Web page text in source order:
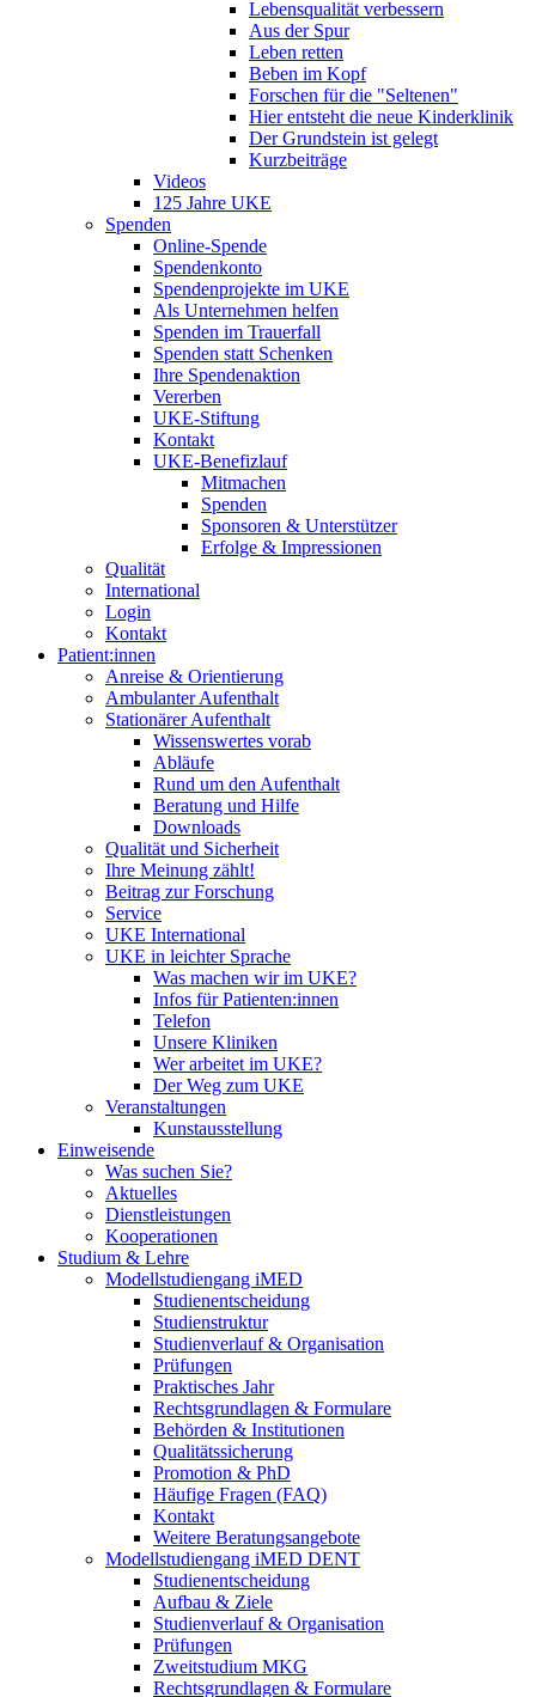
Lebensqualität verbessern
Aus der Spur
Leben retten
Beben im Kopf
Forschen für die "Seltenen"
Hier entsteht die neue Kinderklinik
Der Grundstein ist gelegt
Kurzbeiträge
Videos
125 Jahre UKE
Spenden
Online-Spende
Spendenkonto
Spendenprojekte im UKE
Als Unternehmen helfen
Spenden im Trauerfall
Spenden statt Schenken
Ihre Spendenaktion
Vererben
UKE-Stiftung
Kontakt
UKE-Benefizlauf
Mitmachen
Spenden
Sponsoren & Unterstützer
Erfolge & Impressionen
Qualität
International
Login
Kontakt
Patient:innen
Anreise & Orientierung
Ambulanter Aufenthalt
Stationärer Aufenthalt
Wissenswertes vorab
Abläufe
Rund um den Aufenthalt
Beratung und Hilfe
Downloads
Qualität und Sicherheit
Ihre Meinung zählt!
Beitrag zur Forschung
Service
UKE International
UKE in leichter Sprache
Was machen wir im UKE?
Infos für Patienten:innen
Telefon
Unsere Kliniken
Wer arbeitet im UKE?
Der Weg zum UKE
Veranstaltungen
Kunstausstellung
Einweisende
Was suchen Sie?
Aktuelles
Dienstleistungen
Kooperationen
Studium & Lehre
Modellstudiengang iMED
Studienentscheidung
Studienstruktur
Studienverlauf & Organisation
Prüfungen
Praktisches Jahr
Rechtsgrundlagen & Formulare
Behörden & Institutionen
Qualitätssicherung
Promotion & PhD
Häufige Fragen (FAQ)
Kontakt
Weitere Beratungsangebote
Modellstudiengang iMED DENT
Studienentscheidung
Aufbau & Ziele
Studienverlauf & Organisation
Prüfungen
Zweitstudium MKG
Rechtsgrundlagen & Formulare